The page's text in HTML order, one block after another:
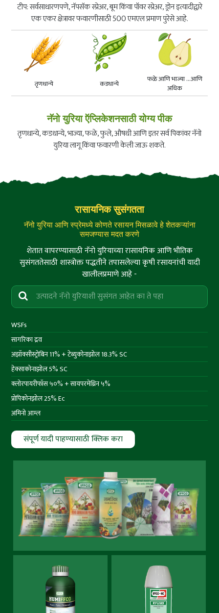
टीप: सर्वसाधारणपणे, नॅपसॅक स्प्रेअर, बूम किंवा पॉवर स्प्रेअर, ड्रोन इत्यादीद्वारे
एक एकर क्षेत्रावर फवारणीसाठी 500 एमएल प्रमाण पुरेसे आहे.
तृणधान्ये कडधान्ये
फळे आणि भाज्या ...आणि
अधिक
नॅनो युरिया ऍप्लिकेशनसाठी योग्य पीक
तृणधान्ये, कडधान्ये, भाज्या, फळे, फुले, औषधी आणि इतर सर्व पिकांवर नॅनो
युरिया लागू किंवा फवारणी केली जाऊ शकते.
रासायनिक सुसंगतता
नॅनो युरिया आणि स्प्रेमध्ये कोणते रसायन मिसळावे हे शेतकऱ्यांना
समजण्यास मदत करणे
शेतात वापरण्यासाठी नॅनो युरियाच्या रासायनिक आणि भौतिक
सुसंगततेसाठी शास्त्रोक्त पद्धतीने तपासलेल्या कृषी रसायनांची यादी
खालीलप्रमाणे आहे -
WSFs
सागरिका द्रव
अझॉक्सीस्ट्रोबिन 11% + टेब्युकोनाझोल 18.3% SC
हेक्साकोनाझोल 5% SC
क्लोरपायरीफॉस ५०% + सायपरमेथ्रिन ५%
प्रोपिकोनझोल 25% Ec
अमिनो आम्ल
संपूर्ण यादी पाहण्यासाठी क्लिक करा